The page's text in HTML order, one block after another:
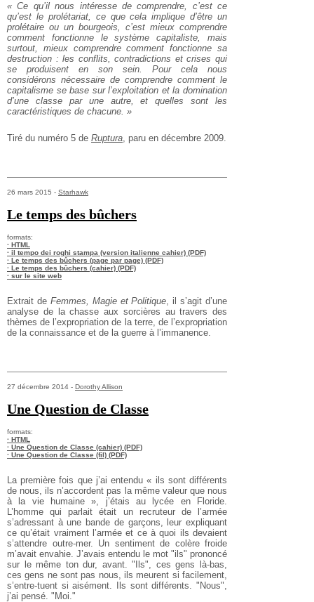
« Ce qu’il nous intéresse de comprendre, c’est ce
qu’est le prolétariat, ce que cela implique d’être un
prolétaire ou un bourgeois, c’est mieux comprendre
comment fonctionne le système capitaliste, mais
surtout, mieux comprendre comment fonctionne sa
destruction : les conflits, contradictions et crises qui
se produisent en son sein. Pour cela nous
considérons nécessaire de comprendre comment le
capitalisme se base sur l’exploitation et la domination
d’une classe par une autre, et quelles sont les
caractéristiques de chacune. »
Tiré du numéro 5 de Ruptura, paru en décembre 2009.
26 mars 2015 - Starhawk
Le temps des bûchers
formats:
· HTML
· il tempo dei roghi stampa (version italienne cahier) (PDF)
· Le temps des bûchers (page par page) (PDF)
· Le temps des bûchers (cahier) (PDF)
· sur le site web
Extrait de Femmes, Magie et Politique, il s’agit d’une
analyse de la chasse aux sorcières au travers des
thèmes de l’expropriation de la terre, de l’expropriation
de la connaissance et de la guerre à l’immanence.
27 décembre 2014 - Dorothy Allison
Une Question de Classe
formats:
· HTML
· Une Question de Classe (cahier) (PDF)
· Une Question de Classe (fil) (PDF)
La première fois que j’ai entendu « ils sont différents
de nous, ils n’accordent pas la même valeur que nous
à la vie humaine », j’étais au lycée en Floride.
L’homme qui parlait était un recruteur de l’armée
s’adressant à une bande de garçons, leur expliquant
ce qu’était vraiment l’armée et ce à quoi ils devaient
s’attendre outre-mer. Un sentiment de colère froide
m’avait envahie. J’avais entendu le mot "ils" prononcé
sur le même ton dur, avant. "Ils", ces gens là-bas,
ces gens ne sont pas nous, ils meurent si facilement,
s’entre-tuent si aisément. Ils sont différents. "Nous",
j’ai pensé. "Moi."